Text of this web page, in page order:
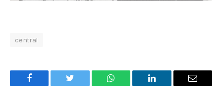
central
Facebook Twitter WhatsApp LinkedIn Email